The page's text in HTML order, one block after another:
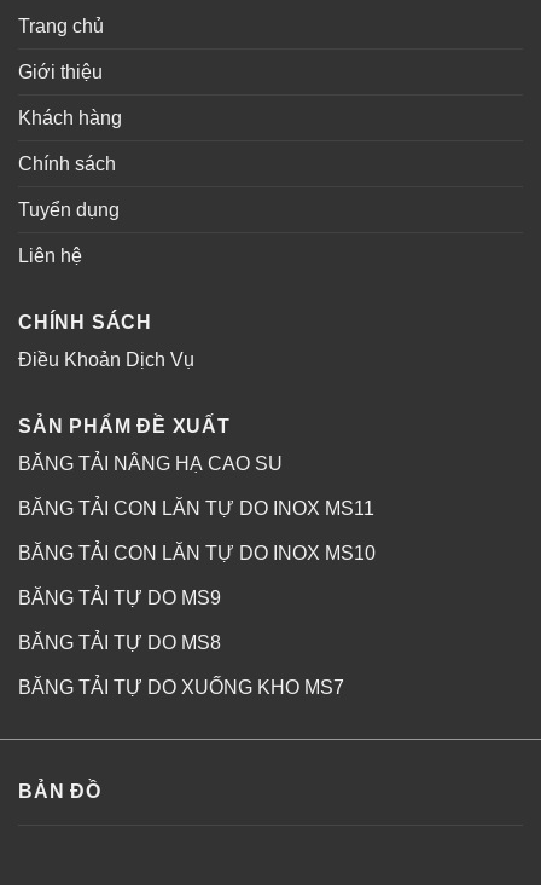
Trang chủ
Giới thiệu
Khách hàng
Chính sách
Tuyển dụng
Liên hệ
CHÍNH SÁCH
Điều Khoản Dịch Vụ
SẢN PHẨM ĐỀ XUẤT
BĂNG TẢI NÂNG HẠ CAO SU
BĂNG TẢI CON LĂN TỰ DO INOX MS11
BĂNG TẢI CON LĂN TỰ DO INOX MS10
BĂNG TẢI TỰ DO MS9
BĂNG TẢI TỰ DO MS8
BĂNG TẢI TỰ DO XUỐNG KHO MS7
BẢN ĐỒ